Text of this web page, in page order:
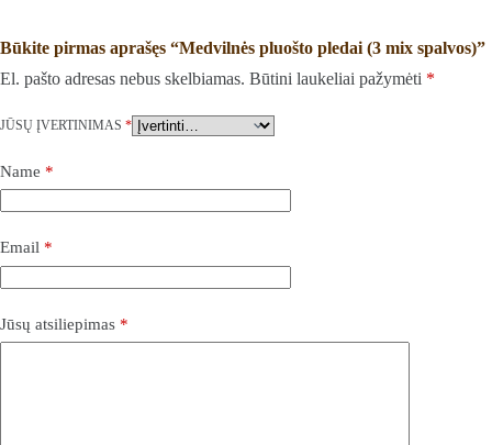
Būkite pirmas aprašęs “Medvilnės pluošto pledai (3 mix spalvos)”
El. pašto adresas nebus skelbiamas. Būtini laukeliai pažymėti *
JŪSŲ ĮVERTINIMAS *
Name *
Email *
Jūsų atsiliepimas *